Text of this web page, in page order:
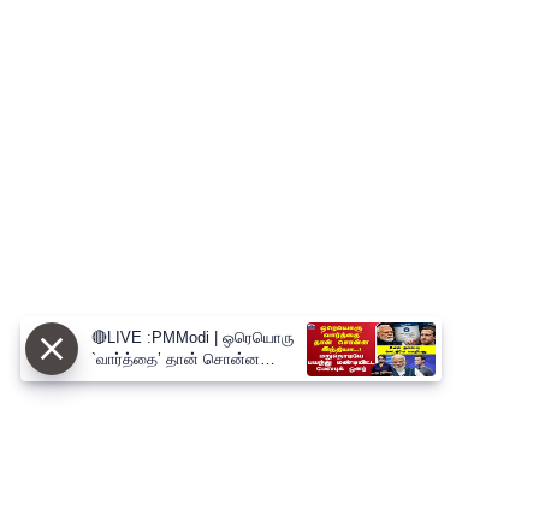
🔴LIVE :PMModi | ஒரெயொரு
`வார்த்தை’ தான் சொன்ன
இந்தியா..!மறுநொடியே பயந்து